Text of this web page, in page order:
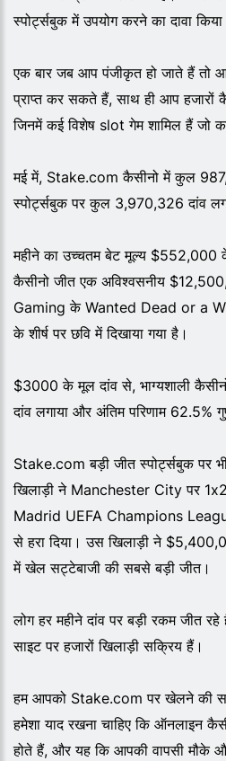
स्पोर्ट्सबुक में उपयोग करने का दावा
एक बार जब आप पंजीकृत हो जाते हैं तो
प्राप्त कर सकते हैं, साथ ही आप
जिनमें कई विशेष slot गेम शामिल हैं जो
मई में, Stake.com कैसीनो में कुल
स्पोर्ट्सबुक पर कुल 3,970,326 दांव
महीने का उच्चतम बेट मूल्य $552,000
कैसीनो जीत एक अविश्वसनीय
Gaming के Wanted Dead or a
के शीर्ष पर छवि में दिखाया गया है।
$3000 के मूल दांव से, भाग्यशाली
दांव लगाया और अंतिम परिणाम 62.5%
Stake.com बड़ी जीत स्पोर्ट्सबुक पर
खिलाड़ी ने Manchester City पर
Madrid UEFA Champions
से हरा दिया। उस खिलाड़ी ने
में खेल सट्टेबाजी की सबसे बड़ी जीत।
लोग हर महीने दांव पर बड़ी रकम जीत
साइट पर हजारों खिलाड़ी सक्रिय हैं।
हम आपको Stake.com पर खेलने की
हमेशा याद रखना चाहिए कि ऑनलाइन
होते हैं, और यह कि आपकी वापसी मौके